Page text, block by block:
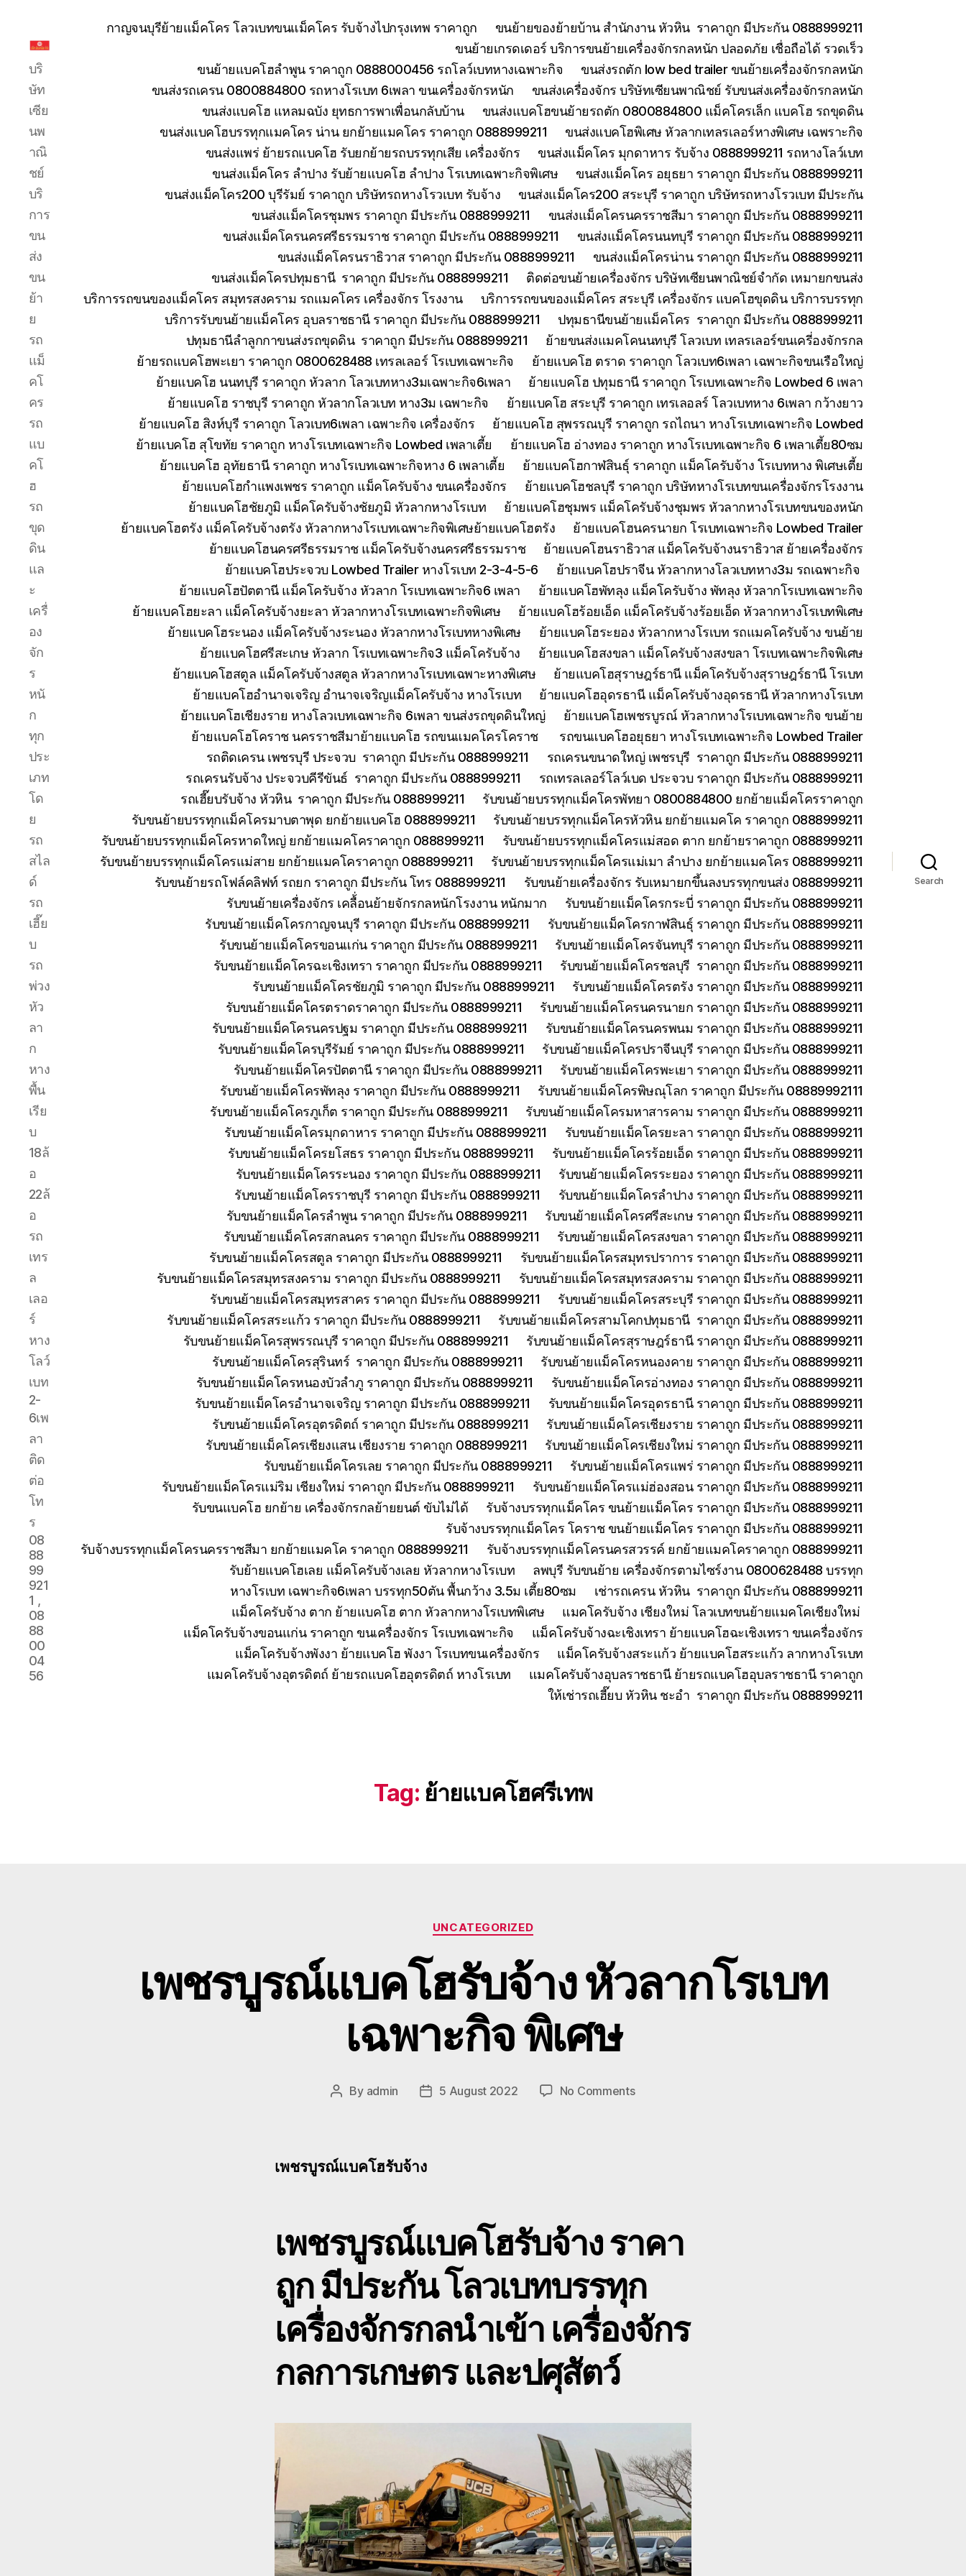
ขน
ย้าย
รถ
โฮ
ทั่ว
ประเทศ.com
บริ
ษัท
เซีย
นพ
าณิ
ชย์
บริ
การ
ขน
ส่ง
ขน
ย้า
ย
รถ
แม็
คโ
คร
รถ
แบ
คโ
ฮ
รถ
ขุด
ดิน
แล
ะ
เครื่
อง
จัก
ร
หนั
ก
ทุก
ประ
เภท
โด
ย
รถ
สไล
ด์
รถ
เฮี๊ย
บ
รถ
พ่วง
หัว
ลา
ก
หาง
พื้น
เรีย
บ
18ล้
อ
22ล้
อ
รถ
เทร
ล
เลอ
ร์
หาง
โลว์
เบท
2-
6เพ
ลา
ติด
ต่อ
โท
ร
08
88
99
921
1 ,
08
88
00
04
56
กาญจนบุรีย้ายแม็คโคร โลวเบทขนแม็คโคร รับจ้างไปกรุงเทพ ราคาถูก
ขนย้ายของย้ายบ้าน สำนักงาน หัวหิน ราคาถูก มีประกัน 0888999211
ขนย้ายเกรดเดอร์ บริการขนย้ายเครื่องจักรกลหนัก ปลอดภัย เชื่อถือได้ รวดเร็ว
ขนย้ายแบคโฮลำพูน ราคาถูก 0888000456 รถโลว์เบทหางเฉพาะกิจ
ขนส่งรถตัก low bed trailer ขนย้ายเครื่องจักรกลหนัก
ขนส่งรถเครน 0800884800 รถหางโรเบท 6เพลา ขนเครื่องจักรหนัก
ขนส่งเครื่องจักร บริษัทเซียนพาณิชย์ รับขนส่งเครื่องจักรกลหนัก
ขนส่งแบคโฮ แหลมฉบัง ยุทธการพาเพื่อนกลับบ้าน
ขนส่งแบคโฮขนย้ายรถตัก 0800884800 แม็คโครเล็ก แบคโฮ รถขุดดิน
ขนส่งแบคโฮบรรทุกแมคโคร น่าน ยกย้ายแมคโคร ราคาถูก 0888999211
ขนส่งแบคโฮพิเศษ หัวลากเทลรเลอร์หางพิเศษ เฉพราะกิจ
ขนส่งแพร่ ย้ายรถแบคโฮ รับยกย้ายรถบรรทุกเสีย เครื่องจักร
ขนส่งแม็คโคร มุกดาหาร รับจ้าง 0888999211 รถหางโลว์เบท
ขนส่งแม็คโคร ลำปาง รับย้ายแบคโฮ ลำปาง โรเบทเฉพาะกิจพิเศษ
ขนส่งแม็คโคร อยุธยา ราคาถูก มีประกัน 0888999211
ขนส่งแม็คโคร200 บุรีรัมย์ ราคาถูก บริษัทรถหางโรวเบท รับจ้าง
ขนส่งแม็คโคร200 สระบุรี ราคาถูก บริษัทรถหางโรวเบท มีประกัน
ขนส่งแม็คโครชุมพร ราคาถูก มีประกัน 0888999211
ขนส่งแม็คโครนครราชสีมา ราคาถูก มีประกัน 0888999211
ขนส่งแม็คโครนครศรีธรรมราช ราคาถูก มีประกัน 0888999211
ขนส่งแม็คโครนนทบุรี ราคาถูก มีประกัน 0888999211
ขนส่งแม็คโครนราธิวาส ราคาถูก มีประกัน 0888999211
ขนส่งแม็คโครน่าน ราคาถูก มีประกัน 0888999211
ขนส่งแม็คโครปทุมธานี ราคาถูก มีประกัน 0888999211
ติดต่อขนย้ายเครื่องจักร บริษัทเซียนพาณิชย์จำกัด เหมายกขนส่ง
บริการรถขนของแม็คโคร สมุทรสงคราม รถแมคโคร เครื่องจักร โรงงาน
บริการรถขนของแม็คโคร สระบุรี เครื่องจักร แบคโฮขุดดิน บริการบรรทุก
บริการรับขนย้ายแม็คโคร อุบลราชธานี ราคาถูก มีประกัน 0888999211
ปทุมธานีขนย้ายแม็คโคร ราคาถูก มีประกัน 0888999211
ปทุมธานีลำลูกกาขนส่งรถขุดดิน ราคาถูก มีประกัน 0888999211
ย้ายขนส่งแมคโคนนทบุรี โลวเบท เทลรเลอร์ขนเครี่องจักรกล
ย้ายรถแบคโฮพะเยา ราคาถูก 0800628488 เทรลเลอร์ โรเบทเฉพาะกิจ
ย้ายแบคโฮ ตราด ราคาถูก โลวเบท6เพลา เฉพาะกิจขนเรือใหญ่
ย้ายแบคโฮ นนทบุรี ราคาถูก หัวลาก โลวเบทหาง3มเฉพาะกิจ6เพลา
ย้ายแบคโฮ ปทุมธานี ราคาถูก โรเบทเฉพาะกิจ Lowbed 6 เพลา
ย้ายแบคโฮ ราชบุรี ราคาถูก หัวลากโลวเบท หาง3ม เฉพาะกิจ
ย้ายแบคโฮ สระบุรี ราคาถูก เทรเลอลร์ โลวเบทหาง 6เพลา กว้างยาว
ย้ายแบคโฮ สิงห์บุรี ราคาถูก โลวเบท6เพลา เฉพาะกิจ เครื่องจักร
ย้ายแบคโฮ สุพรรณบุรี ราคาถูก รถไถนา หางโรเบทเฉพาะกิจ Lowbed
ย้ายแบคโฮ สุโขทัย ราคาถูก หางโรเบทเฉพาะกิจ Lowbed เพลาเตี้ย
ย้ายแบคโฮ อ่างทอง ราคาถูก หางโรเบทเฉพาะกิจ 6 เพลาเตี้ย80ซม
ย้ายแบคโฮ อุทัยธานี ราคาถูก หางโรเบทเฉพาะกิจหาง 6 เพลาเตี้ย
ย้ายแบคโฮกาฬสินธุ์ ราคาถูก แม็คโครับจ้าง โรเบทหาง พิเศษเตี้ย
ย้ายแบคโฮกำแพงเพชร ราคาถูก แม็คโครับจ้าง ขนเครื่องจักร
ย้ายแบคโฮชลบุรี ราคาถูก บริษัทหางโรเบทขนเครื่องจักรโรงงาน
ย้ายแบคโฮชัยภูมิ แม็คโครับจ้างชัยภูมิ หัวลากหางโรเบท
ย้ายแบคโฮชุมพร แม็คโครับจ้างชุมพร หัวลากหางโรเบทขนของหนัก
ย้ายแบคโฮตรัง แม็คโครับจ้างตรัง หัวลากหางโรเบทเฉพาะกิจพิเศษย้ายแบคโฮตรัง
ย้ายแบคโฮนครนายก โรเบทเฉพาะกิจ Lowbed Trailer
ย้ายแบคโฮนครศรีธรรมราช แม็คโครับจ้างนครศรีธรรมราช
ย้ายแบคโฮนราธิวาส แม็คโครับจ้างนราธิวาส ย้ายเครื่องจักร
ย้ายแบคโฮประจวบ Lowbed Trailer หางโรเบท 2-3-4-5-6
ย้ายแบคโฮปราจีน หัวลากหางโลวเบทหาง3ม รถเฉพาะกิจ
ย้ายแบคโฮปัตตานี แม็คโครับจ้าง หัวลาก โรเบทเฉพาะกิจ6 เพลา
ย้ายแบคโฮพัทลุง แม็คโครับจ้าง พัทลุง หัวลากโรเบทเฉพาะกิจ
ย้ายแบคโฮยะลา แม็คโครับจ้างยะลา หัวลากหางโรเบทเฉพาะกิจพิเศษ
ย้ายแบคโฮร้อยเอ็ด แม็คโครับจ้างร้อยเอ็ด หัวลากหางโรเบทพิเศษ
ย้ายแบคโฮระนอง แม็คโครับจ้างระนอง หัวลากหางโรเบทหางพิเศษ
ย้ายแบคโฮระยอง หัวลากหางโรเบท รถแมคโครับจ้าง ขนย้าย
ย้ายแบคโฮศรีสะเกษ หัวลาก โรเบทเฉพาะกิจ3 แม็คโครับจ้าง
ย้ายแบคโฮสงขลา แม็คโครับจ้างสงขลา โรเบทเฉพาะกิจพิเศษ
ย้ายแบคโฮสตูล แม็คโครับจ้างสตูล หัวลากหางโรเบทเฉพาะหางพิเศษ
ย้ายแบคโฮสุราษฎร์ธานี แม็คโครับจ้างสุราษฎร์ธานี โรเบท
ย้ายแบคโฮอำนาจเจริญ อำนาจเจริญแม็คโครับจ้าง หางโรเบท
ย้ายแบคโฮอุดรธานี แม็คโครับจ้างอุดรธานี หัวลากหางโรเบท
ย้ายแบคโฮเชียงราย หางโลวเบทเฉพาะกิจ 6เพลา ขนส่งรถขุดดินใหญ่
ย้ายแบคโฮเพชรบูรณ์ หัวลากหางโรเบทเฉพาะกิจ ขนย้าย
ย้ายแบคโฮโคราช นครราชสีมาย้ายแบคโฮ รถขนแมคโครโคราช
รถขนแบคโฮอยุธยา หางโรเบทเฉพาะกิจ Lowbed Trailer
รถติดเครน เพชรบุรี ประจวบ ราคาถูก มีประกัน 0888999211
รถเครนขนาดใหญ่ เพชรบุรี ราคาถูก มีประกัน 0888999211
รถเครนรับจ้าง ประจวบคีรีขันธ์ ราคาถูก มีประกัน 0888999211
รถเทรลเลอร์โลว์เบด ประจวบ ราคาถูก มีประกัน 0888999211
รถเฮี๊ยบรับจ้าง หัวหิน ราคาถูก มีประกัน 0888999211
รับขนย้ายบรรทุกแม็คโครพัทยา 0800884800 ยกย้ายแม็คโครราคาถูก
รับขนย้ายบรรทุกแม็คโครมาบตาพุด ยกย้ายแบคโฮ 0888999211
รับขนย้ายบรรทุกแม็คโครหัวหิน ยกย้ายแมคโค ราคาถูก 0888999211
รับขนย้ายบรรทุกแม็คโครหาดใหญ่ ยกย้ายแมคโคราคาถูก 0888999211
รับขนย้ายบรรทุกแม็คโครแม่สอด ตาก ยกย้ายราคาถูก 0888999211
รับขนย้ายบรรทุกแม็คโครแม่สาย ยกย้ายแมคโคราคาถูก 0888999211
รับขนย้ายบรรทุกแม็คโครแม่เมา ลำปาง ยกย้ายแมคโคร 0888999211
รับขนย้ายรถโฟล์คลิฟท์ รถยก ราคาถูก มีประกัน โทร 0888999211
รับขนย้ายเครื่องจักร รับเหมายกขึ้นลงบรรทุกขนส่ง 0888999211
รับขนย้ายเครื่องจักร เคลื้่อนย้ายจักรกลหนักโรงงาน หนักมาก
รับขนย้ายแม็คโครกระบี่ ราคาถูก มีประกัน 0888999211
รับขนย้ายแม็คโครกาญจนบุรี ราคาถูก มีประกัน 0888999211
รับขนย้ายแม็คโครกาฬสินธุ์ ราคาถูก มีประกัน 0888999211
รับขนย้ายแม็คโครขอนแก่น ราคาถูก มีประกัน 0888999211
รับขนย้ายแม็คโครจันทบุรี ราคาถูก มีประกัน 0888999211
รับขนย้ายแม็คโครฉะเชิงเทรา ราคาถูก มีประกัน 0888999211
รับขนย้ายแม็คโครชลบุรี ราคาถูก มีประกัน 0888999211
รับขนย้ายแม็คโครชัยภูมิ ราคาถูก มีประกัน 0888999211
รับขนย้ายแม็คโครตรัง ราคาถูก มีประกัน 0888999211
รับขนย้ายแม็คโครตราดราคาถูก มีประกัน 0888999211
รับขนย้ายแม็คโครนครนายก ราคาถูก มีประกัน 0888999211
รับขนย้ายแม็คโครนครปฐม ราคาถูก มีประกัน 0888999211
รับขนย้ายแม็คโครนครพนม ราคาถูก มีประกัน 0888999211
รับขนย้ายแม็คโครบุรีรัมย์ ราคาถูก มีประกัน 0888999211
รับขนย้ายแม็คโครปราจีนบุรี ราคาถูก มีประกัน 0888999211
รับขนย้ายแม็คโครปัตตานี ราคาถูก มีประกัน 0888999211
รับขนย้ายแม็คโครพะเยา ราคาถูก มีประกัน 0888999211
รับขนย้ายแม็คโครพัทลุง ราคาถูก มีประกัน 0888999211
รับขนย้ายแม็คโครพิษณุโลก ราคาถูก มีประกัน 08889992111
รับขนย้ายแม็คโครภูเก็ต ราคาถูก มีประกัน 0888999211
รับขนย้ายแม็คโครมหาสารคาม ราคาถูก มีประกัน 0888999211
รับขนย้ายแม็คโครมุกดาหาร ราคาถูก มีประกัน 0888999211
รับขนย้ายแม็คโครยะลา ราคาถูก มีประกัน 0888999211
รับขนย้ายแม็คโครยโสธร ราคาถูก มีประกัน 0888999211
รับขนย้ายแม็คโครร้อยเอ็ด ราคาถูก มีประกัน 0888999211
รับขนย้ายแม็คโครระนอง ราคาถูก มีประกัน 0888999211
รับขนย้ายแม็คโครระยอง ราคาถูก มีประกัน 0888999211
รับขนย้ายแม็คโครราชบุรี ราคาถูก มีประกัน 0888999211
รับขนย้ายแม็คโครลำปาง ราคาถูก มีประกัน 0888999211
รับขนย้ายแม็คโครลำพูน ราคาถูก มีประกัน 0888999211
รับขนย้ายแม็คโครศรีสะเกษ ราคาถูก มีประกัน 0888999211
รับขนย้ายแม็คโครสกลนคร ราคาถูก มีประกัน 0888999211
รับขนย้ายแม็คโครสงขลา ราคาถูก มีประกัน 0888999211
รับขนย้ายแม็คโครสตูล ราคาถูก มีประกัน 0888999211
รับขนย้ายแม็คโครสมุทรปราการ ราคาถูก มีประกัน 0888999211
รับขนย้ายแม็คโครสมุทรสงคราม ราคาถูก มีประกัน 0888999211
รับขนย้ายแม็คโครสมุทรสงคราม ราคาถูก มีประกัน 0888999211
รับขนย้ายแม็คโครสมุทรสาคร ราคาถูก มีประกัน 0888999211
รับขนย้ายแม็คโครสระบุรี ราคาถูก มีประกัน 0888999211
รับขนย้ายแม็คโครสระแก้ว ราคาถูก มีประกัน 0888999211
รับขนย้ายแม็คโครสามโคกปทุมธานี ราคาถูก มีประกัน 0888999211
รับขนย้ายแม็คโครสุพรรณบุรี ราคาถูก มีประกัน 0888999211
รับขนย้ายแม็คโครสุราษฎร์ธานี ราคาถูก มีประกัน 0888999211
รับขนย้ายแม็คโครสุรินทร์ ราคาถูก มีประกัน 0888999211
รับขนย้ายแม็คโครหนองคาย ราคาถูก มีประกัน 0888999211
รับขนย้ายแม็คโครหนองบัวลำภู ราคาถูก มีประกัน 0888999211
รับขนย้ายแม็คโครอ่างทอง ราคาถูก มีประกัน 0888999211
รับขนย้ายแม็คโครอำนาจเจริญ ราคาถูก มีประกัน 0888999211
รับขนย้ายแม็คโครอุดรธานี ราคาถูก มีประกัน 0888999211
รับขนย้ายแม็คโครอุตรดิตถ์ ราคาถูก มีประกัน 0888999211
รับขนย้ายแม็คโครเชียงราย ราคาถูก มีประกัน 0888999211
รับขนย้ายแม็คโครเชียงแสน เชียงราย ราคาถูก 0888999211
รับขนย้ายแม็คโครเชียงใหม่ ราคาถูก มีประกัน 0888999211
รับขนย้ายแม็คโครเลย ราคาถูก มีประกัน 0888999211
รับขนย้ายแม็คโครแพร่ ราคาถูก มีประกัน 0888999211
รับขนย้ายแม็คโครแม่ริม เชียงใหม่ ราคาถูก มีประกัน 0888999211
รับขนย้ายแม็คโครแม่ฮ่องสอน ราคาถูก มีประกัน 0888999211
รับขนแบคโฮ ยกย้าย เครื่องจักรกลย้ายยนต์ ขับไม่ได้
รับจ้างบรรทุกแม็คโคร ขนย้ายแม็คโคร ราคาถูก มีประกัน 0888999211
รับจ้างบรรทุกแม็คโคร โคราช ขนย้ายแม็คโคร ราคาถูก มีประกัน 0888999211
รับจ้างบรรทุกแม็คโครนครราชสีมา ยกย้ายแมคโค ราคาถูก 0888999211
รับจ้างบรรทุกแม็คโครนครสวรรค์ ยกย้ายแมคโคราคาถูก 0888999211
รับย้ายแบคโฮเลย แม็คโครับจ้างเลย หัวลากหางโรเบท
ลพบุรี รับขนย้าย เครื่องจักรตามไซร์งาน 0800628488 บรรทุก
หางโรเบท เฉพาะกิจ6เพลา บรรทุก50ตัน พื้นกว้าง 3.5ม เตี้ย80ซม
เช่ารถเครน หัวหิน ราคาถูก มีประกัน 0888999211
แม็คโครับจ้าง ตาก ย้ายแบคโฮ ตาก หัวลากหางโรเบทพิเศษ
แมคโครับจ้าง เชียงใหม่ โลวเบทขนย้ายแมคโคเชียงใหม่
แม็คโครับจ้างขอนแก่น ราคาถูก ขนเครื่องจักร โรเบทเฉพาะกิจ
แม็คโครับจ้างฉะเชิงเทรา ย้ายแบคโฮฉะเชิงเทรา ขนเครื่องจักร
แม็คโครับจ้างพังงา ย้ายแบคโฮ พังงา โรเบทขนเครื่องจักร
แม็คโครับจ้างสระแก้ว ย้ายแบคโฮสระแก้ว ลากหางโรเบท
แมคโครับจ้างอุตรดิตถ์ ย้ายรถแบคโฮอุตรดิตถ์ หางโรเบท
แมคโครับจ้างอุบลราชธานี ย้ายรถแบคโฮอุบลราชธานี ราคาถูก
ให้เช่ารถเฮี๊ยบ หัวหิน ชะอำ ราคาถูก มีประกัน 0888999211
Search
Tag: ย้ายแบคโฮศรีเทพ
Categories
UNCATEGORIZED
เพชรบูรณ์แบคโฮรับจ้าง หัวลากโรเบท
เฉพาะกิจ พิเศษ
Post
By admin
Post5 August 2022 No Commentson
เฉพาะ
พิเศษ
เพชรบูรณ์แบคโฮรับจ้าง
เพชรบูรณ์แบคโฮรับจ้างราคา
ถูก มีประกัน โลวเบทบรรทุก
เครื่องจักรกลนำเข้า เครื่องจักร
กลการเกษตร และปศุสัตว์